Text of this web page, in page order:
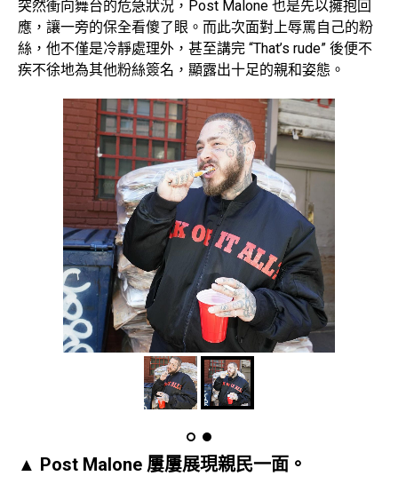
突然衝向舞台的危急狀況，Post Malone 也是先以擁抱回
應，讓一旁的保全看傻了眼。而此次面對上辱罵自己的粉
絲，他不僅是冷靜處理外，甚至講完 “That’s rude” 後便不
疾不徐地為其他粉絲簽名，顯露出十足的親和姿態。
▲ Post Malone 屢屢展現親民一面。